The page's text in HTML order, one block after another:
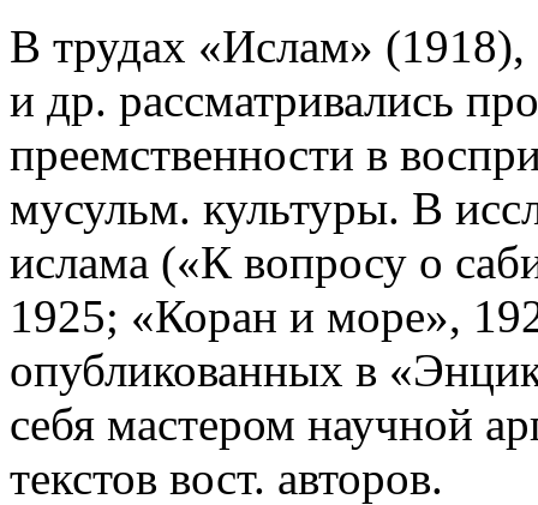
В трудах «Ислам»
и др. рассматривались
преемственности в
мусульм. культуры. В
ислама («К вопросу о
1925; «Коран и море»,
опубликованных в
себя мастером научной
текстов вост. авторов.